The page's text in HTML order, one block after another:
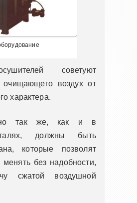
советуют
очищающего воздух от
характера.
так же, как и в
должны быть
которые позволят
без надобности,
сжатой воздушной